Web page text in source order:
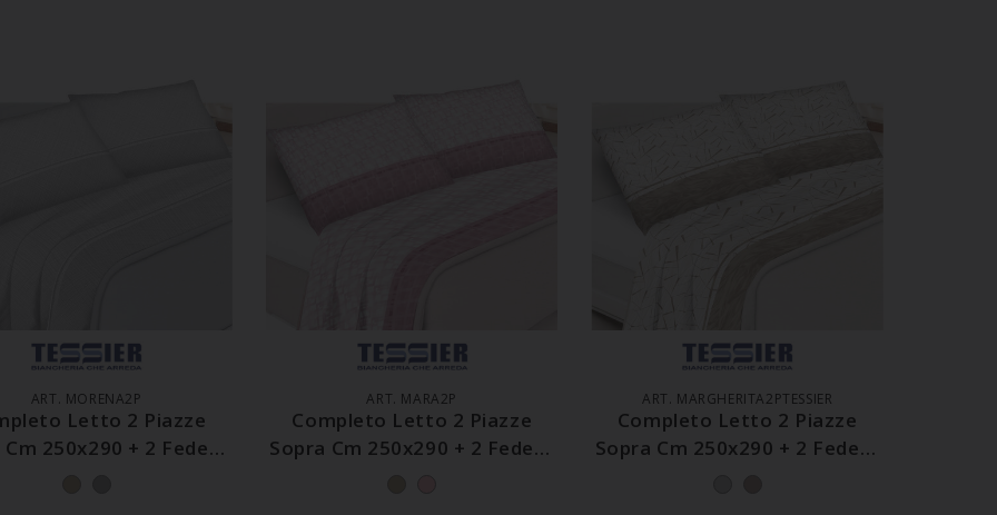
AL CARRELLO
ART. MORENA2P
Letto 2 Piazze
250x290 + 2 Federe
AGGIUNGI AL CARRELLO
ART. MARA2P
Completo Letto 2 Piazze
Sopra Cm 250x290 + 2 Federe
AGGIUNGI AL CARRELLO
ART. MARGHERITA2PTESSIER
Completo Letto 2 Piazze
Sopra Cm 250x290 + 2 Federe